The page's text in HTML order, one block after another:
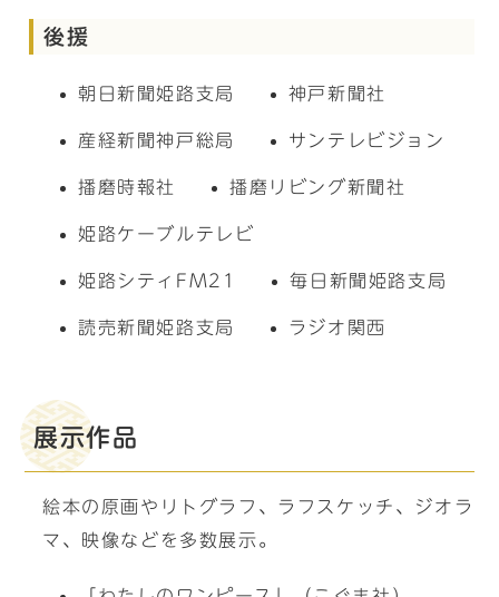
後援
朝日新聞姫路支局 神戸新聞社
産経新聞神戸総局 サンテレビジョン
播磨時報社 播磨リビング新聞社
姫路ケーブルテレビ
姫路シティFM21 毎日新聞姫路支局
読売新聞姫路支局 ラジオ関西
展示作品
絵本の原画やリトグラフ、ラフスケッチ、ジオラ
マ、映像などを多数展示。